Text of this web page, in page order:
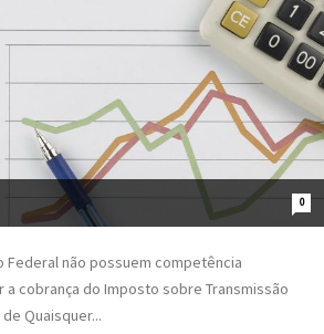
0
Federal não possuem competência
cobrança do Imposto sobre Transmissão
Quaisquer...